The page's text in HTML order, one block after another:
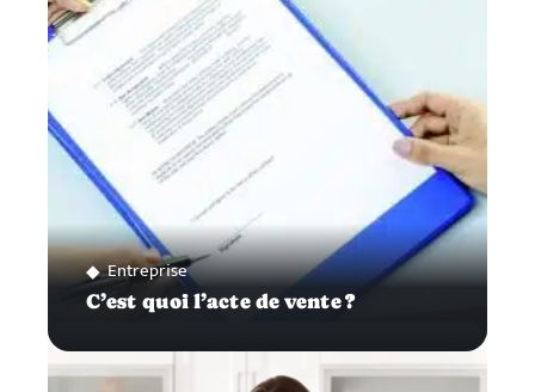
Entreprise
C’est quoi l’acte de vente ?